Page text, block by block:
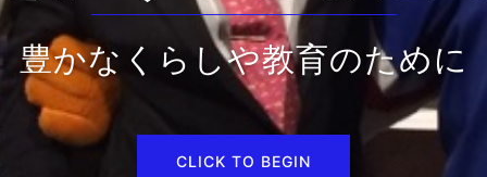
豊かなくらしや教育のために
CLICK TO BEGIN